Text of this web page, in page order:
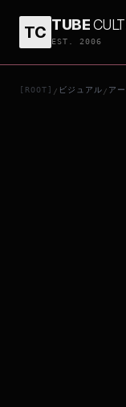
TC TUBE
EST. 2006
[ROOT] / ビジュアル / ア
TELL ME THAT